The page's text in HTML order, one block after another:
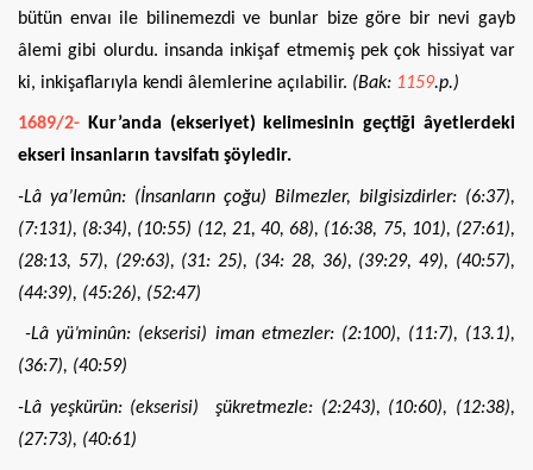
bütün envaı ile bilinemezdi ve bunlar bize göre bir nevi gayb
âlemi gibi olurdu. insanda inkişaf etmemiş pek çok hissiyat var
ki, inkişaflarıyla kendi âlemlerine açılabilir. (Bak: 1159.p.)
1689/2- Kur’anda (ekseriyet) kelimesinin geçtiği âyetlerdeki
ekseri insanların tavsifatı şöyledir.
-Lâ ya’lemûn: (İnsanların çoğu) Bilmezler, bilgisizdirler: (6:37),
(7:131), (8:34), (10:55) (12, 21, 40, 68), (16:38, 75, 101), (27:61),
(28:13, 57), (29:63), (31: 25), (34: 28, 36), (39:29, 49), (40:57),
(44:39), (45:26), (52:47)
-Lâ yü’minûn: (ekserisi) iman etmezler: (2:100), (11:7), (13.1),
(36:7), (40:59)
-Lâ yeşkürün: (ekserisi) şükretmezle: (2:243), (10:60), (12:38),
(27:73), (40:61)